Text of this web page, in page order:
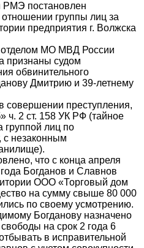
РМЭ постановлен
группы лиц за
предприятия г. Волжска
МО МВД России
признаны судом
обвинительного
Дмитрию и 39-летнему
преступления,
ч. 2 ст. 158 УК РФ (тайное
группой лиц по
с незаконным
что с конца апреля
Богданов и Славнов
ООО «Торговый дом
на сумму свыше 80 000
по своему усмотрению.
Богданову назначено
на срок 2 года 6
в исправительной